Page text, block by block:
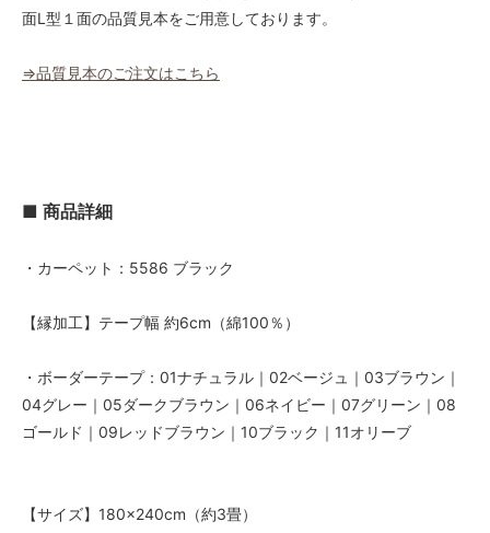
面L型１面の品質見本をご用意しております。
⇒品質見本のご注文はこちら
■ 商品詳細
・カーペット：5586 ブラック
【縁加工】テープ幅 約6cm（綿100％）
・ボーダーテープ：01ナチュラル｜02ベージュ｜03ブラウン｜
04グレー｜05ダークブラウン｜06ネイビー｜07グリーン｜08
ゴールド｜09レッドブラウン｜10ブラック｜11オリーブ
【サイズ】180×240cm（約3畳）